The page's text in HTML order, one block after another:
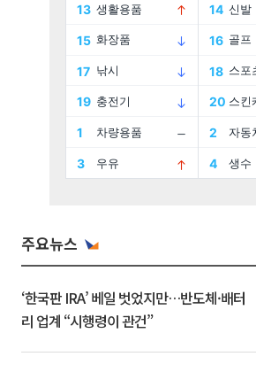
주요뉴스
‘한국판 IRA’ 베일 벗었지만…반도체·배터
리 업계 “시행령이 관건”